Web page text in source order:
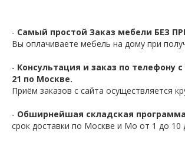
- Самый простой Заказ мебели БЕЗ
Вы оплачиваете мебель на дому при
- Консультация и заказ по телефону с
21 по Москве.
Приём заказов с сайта осуществляется
- Обширнейшая складская
срок доставки по Москве и Мо от 1 до 10